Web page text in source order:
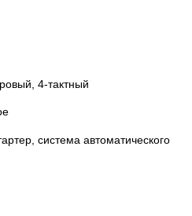
4-тактный
система автоматического